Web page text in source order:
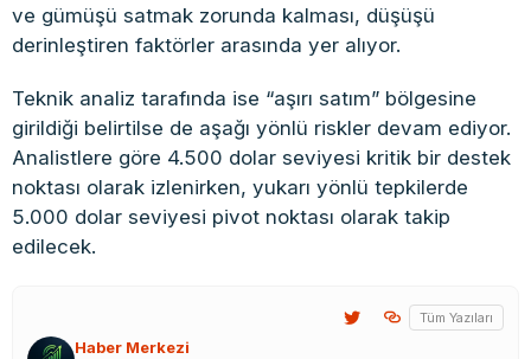
ve gümüşü satmak zorunda kalması, düşüşü
derinleştiren faktörler arasında yer alıyor.
Teknik analiz tarafında ise “aşırı satım” bölgesine
girildiği belirtilse de aşağı yönlü riskler devam ediyor.
Analistlere göre 4.500 dolar seviyesi kritik bir destek
noktası olarak izlenirken, yukarı yönlü tepkilerde
5.000 dolar seviyesi pivot noktası olarak takip
edilecek.
Haber Merkezi
Tüm Yazıları